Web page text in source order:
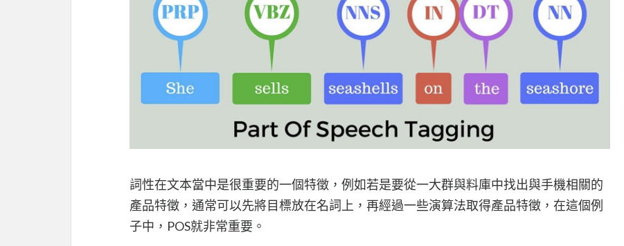
詞性在文本當中是很重要的一個特徵，例如若是要從一大群與料庫中找出與手機相關的
產品特徵，通常可以先將目標放在名詞上，再經過一些演算法取得產品特徵，在這個例
子中，POS就非常重要。